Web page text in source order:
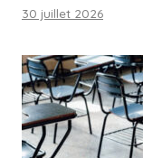
30 juillet 2026